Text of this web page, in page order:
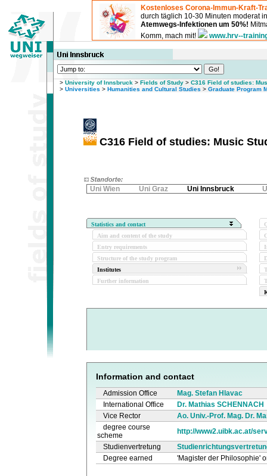
Kostenloses Corona-Immun-Kraft-
durch täglich 10-30 Minuten moderat
Atemwegs-Infektionen um 50%!
Komm, mach mit!
www.hrv--
> University of Innsbruck > Fields of Study > C316 Field of studies:
> Universities > Humanities and Cultural Studies > Graduate Program
C316 Field of studies: Music
Uni Wien Uni Graz Uni Innsbruck
Statistics and contact
Aim and content of the study
Entry requirements
Structure of the study program
Institutes
Further information
Information and contact
Admission Office
Mag. Stefan Hlavac
International Office
Dr. Mathias SCHENNACH
Vice Rector
Ao. Univ.-Prof. Mag. Dr.
degree course
scheme
http://www2.uibk.ac.at/
Studienvertretung
Degree earned
'Magister der Philosophie'